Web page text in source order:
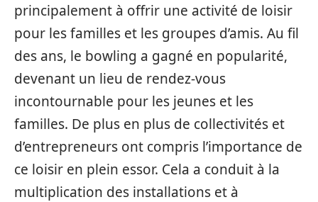
principalement à offrir une activité de loisir
pour les familles et les groupes d’amis. Au fil
des ans, le bowling a gagné en popularité,
devenant un lieu de rendez-vous
incontournable pour les jeunes et les
familles. De plus en plus de collectivités et
d’entrepreneurs ont compris l’importance de
ce loisir en plein essor. Cela a conduit à la
multiplication des installations et à